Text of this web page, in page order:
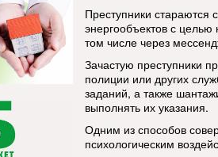
Преступники стараются
энергообъектов с
том числе через
Зачастую преступники
полиции или других
заданий, а также
выполнять их указания.
Одним из способов
психологическим